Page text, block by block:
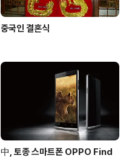
중국인 결혼식
中, 토종 스마트폰 OPPO Find